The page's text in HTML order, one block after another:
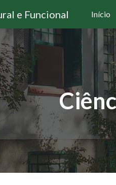
Skip to main
e Funcional Início